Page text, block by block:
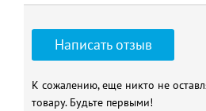
Написать отзыв
К сожалению, еще никто не
товару. Будьте первыми!